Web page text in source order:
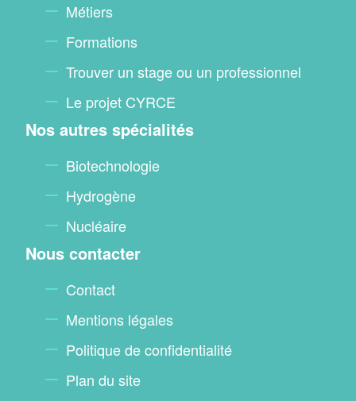
Métiers
Formations
Trouver un stage ou un professionnel
Le projet CYRCE
Nos autres spécialités
Biotechnologie
Hydrogène
Nucléaire
Nous contacter
Contact
Mentions légales
Politique de confidentialité
Plan du site